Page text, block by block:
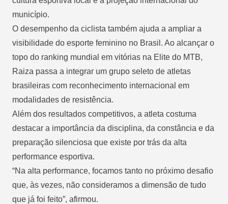
município.
O desempenho da ciclista também ajuda a ampliar a
visibilidade do esporte feminino no Brasil. Ao alcançar o
topo do ranking mundial em vitórias na Elite do MTB,
Raiza passa a integrar um grupo seleto de atletas
brasileiras com reconhecimento internacional em
modalidades de resistência.
Além dos resultados competitivos, a atleta costuma
destacar a importância da disciplina, da constância e da
preparação silenciosa que existe por trás da alta
performance esportiva.
“Na alta performance, focamos tanto no próximo desafio
que, às vezes, não consideramos a dimensão de tudo
que já foi feito”, afirmou.